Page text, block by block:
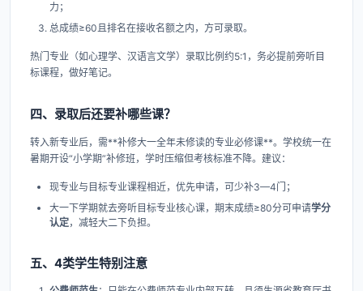
力；
总成绩≥60且排名在接收名额之内，方可录取。
热门专业（如心理学、汉语言文学）录取比例约5:1，务必提前旁听目
标课程，做好笔记。
四、录取后还要补哪些课？
转入新专业后，需**补修大一全年未修读的专业必修课**。学校统一在
暑期开设“小学期”补修班，学时压缩但考核标准不降。建议：
现专业与目标专业课程相近，优先申请，可少补3—4门；
大一下学期就去旁听目标专业核心课，期末成绩≥80分可申请学分
认定，减轻大二下负担。
五、4类学生特别注意